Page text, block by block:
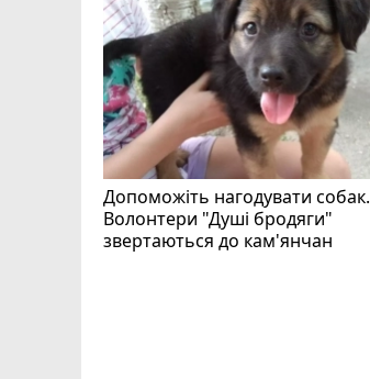
Допоможіть нагодувати собак.
Волонтери "Душі бродяги"
звертаються до кам'янчан